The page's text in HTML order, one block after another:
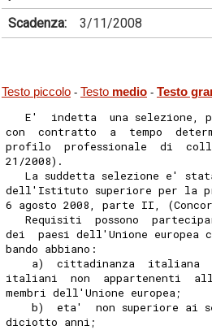
Scadenza: 3/11/2008
Testo piccolo - Testo medio - Testo
E'  indetta  una selezione,
con  contratto  a  tempo
profilo  professionale  di
21/2008).
La suddetta selezione e'
dell'Istituto superiore per la
6 agosto 2008, parte II,
Requisiti  possono
dei  paesi dell'Unione europea
bando abbiano:
a)  cittadinanza  italiana
italiani  non  appartenenti
membri dell'Unione europea;
b)  eta'  non superiore ai
diciotto anni;